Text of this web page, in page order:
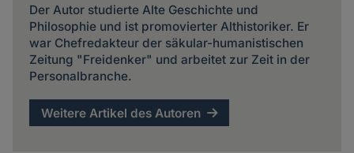
Der Autor studierte Alte Geschichte und
Philosophie und ist promovierter Althistoriker. Er
war Chefredakteur der säkular-humanistischen
Zeitung "Freidenker" und arbeitet zur Zeit in der
Personalbranche.
Weitere Artikel des Autoren